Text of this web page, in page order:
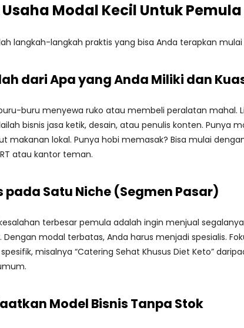
Usaha Modal Kecil Untuk
langkah-langkah praktis yang bisa Anda terapkan mulai
dari Apa yang Anda Miliki dan
buru menyewa ruko atau membeli peralatan mahal.
bisnis jasa ketik, desain, atau penulis konten. Punya
makanan lokal. Punya hobi memasak? Bisa mulai
atau kantor teman.
pada Satu Niche (Segmen Pasar)
terbesar pemula adalah ingin menjual
Dengan modal terbatas, Anda harus menjadi spesialis.
misalnya “Catering Sehat Khusus Diet Keto”
Model Bisnis Tanpa Stok